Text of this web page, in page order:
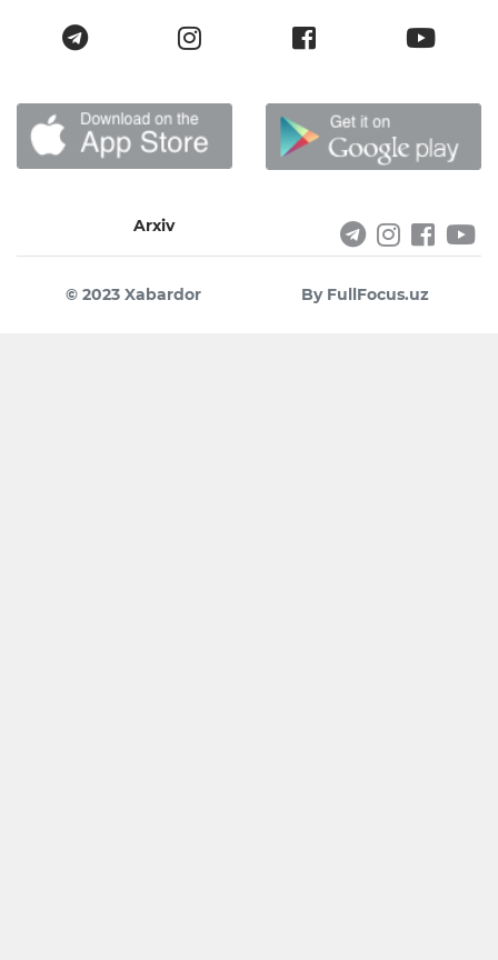
Arxiv
© 2023 Xabardor By FullFocus.uz